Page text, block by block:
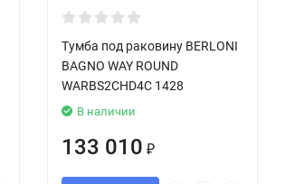
Тумба под раковину BERLONI
BAGNO WAY ROUND
WARBS2CHD4C 1428
В наличии
133 010 ₽